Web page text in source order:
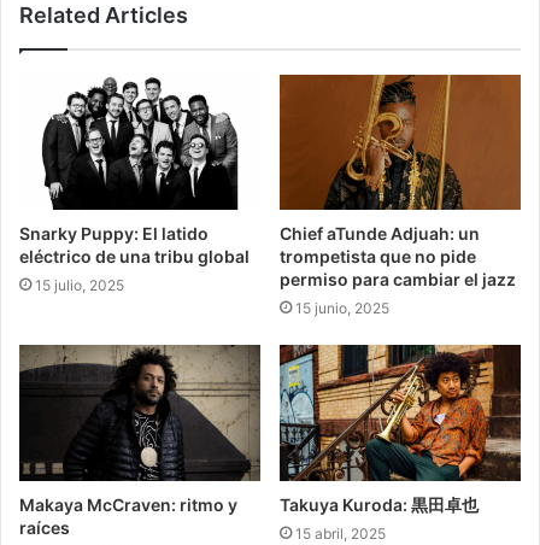
Related Articles
Snarky Puppy: El latido
eléctrico de una tribu global
15 julio, 2025
Chief aTunde Adjuah: un
trompetista que no pide
permiso para cambiar el jazz
15 junio, 2025
Makaya McCraven: ritmo y
raíces
Takuya Kuroda: 黒田卓也
15 abril, 2025